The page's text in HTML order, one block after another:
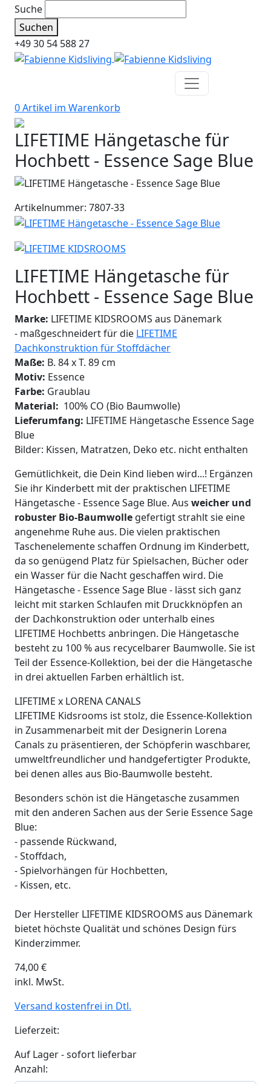
Suche
Suchen
+49 30 54 588 27
0 Artikel im Warenkorb
LIFETIME Hängetasche für
Hochbett - Essence Sage Blue
Artikelnummer: 7807-33
LIFETIME Hängetasche für
Hochbett - Essence Sage Blue
Marke: LIFETIME KIDSROOMS aus Dänemark
- maßgeschneidert für die LIFETIME
Dachkonstruktion für Stoffdächer
Maße: B. 84 x T. 89 cm
Motiv: Essence
Farbe: Graublau
Material: 100% CO (Bio Baumwolle)
Lieferumfang: LIFETIME Hängetasche Essence Sage
Blue
Bilder: Kissen, Matratzen, Deko etc. nicht enthalten
Gemütlichkeit, die Dein Kind lieben wird...! Ergänzen
Sie ihr Kinderbett mit der praktischen LIFETIME
Hängetasche - Essence Sage Blue. Aus weicher und
robuster Bio-Baumwolle gefertigt strahlt sie eine
angenehme Ruhe aus. Die vielen praktischen
Taschenelemente schaffen Ordnung im Kinderbett,
da so genügend Platz für Spielsachen, Bücher oder
ein Wasser für die Nacht geschaffen wird. Die
Hängetasche - Essence Sage Blue - lässt sich ganz
leicht mit starken Schlaufen mit Druckknöpfen an
der Dachkonstruktion oder unterhalb eines
LIFETIME Hochbetts anbringen. Die Hängetasche
besteht zu 100 % aus recycelbarer Baumwolle. Sie ist
Teil der Essence-Kollektion, bei der die Hängetasche
in drei aktuellen Farben erhältlich ist.
LIFETIME x LORENA CANALS
LIFETIME Kidsrooms ist stolz, die Essence-Kollektion
in Zusammenarbeit mit der Designerin Lorena
Canals zu präsentieren, der Schöpferin waschbarer,
umweltfreundlicher und handgefertigter Produkte,
bei denen alles aus Bio-Baumwolle besteht.
Besonders schön ist die Hängetasche zusammen
mit den anderen Sachen aus der Serie Essence Sage
Blue:
- passende Rückwand,
- Stoffdach,
- Spielvorhängen für Hochbetten,
- Kissen, etc.
Der Hersteller LIFETIME KIDSROOMS aus Dänemark
bietet höchste Qualität und schönes Design fürs
Kinderzimmer.
74,00€
inkl. MwSt.
Versand kostenfrei in Dtl.
Lieferzeit:
Auf Lager - sofort lieferbar
Anzahl: